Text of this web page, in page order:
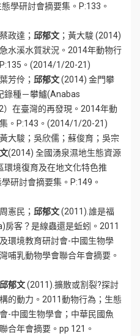
學研討會摘要集。P:133。
政達； 邱郁文 ；黃大駿 (2014)
水溪水質狀況。2014年動物行
。(2014/1/20-21)
芳伶； 邱郁文(2014) 金門攀
錄種－攀鱸(Anabas
在臺灣的再發現。2014年動
。P:143。(2014/1/20-21)
大駿；吳欣儒；蘇俊育；吳宗
(2014) 全國湧泉濕地生態資源
境復育及在地文化特色推
研討會摘要集。P:149。
憲民； 邱郁文(2011).誰是福
客？是線蟲還是蚯蚓。2011
環境教育研討會-中國生物學
哺乳動物學會聯合年會摘要。
邱郁文(2011).擴散或割裂?探討
的動力。2011動物行為；生態
-中國生物學會；中華民國魚
合年會摘要。pp 121。